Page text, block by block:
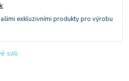
exkluzivními produkty pro výrobu